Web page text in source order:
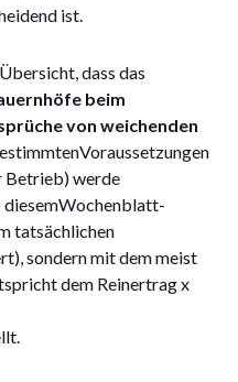
ist.
dass das
beim
von weichenden
Betrieb) werde
tatsächlichen
sondern mit dem meist
dem Reinertrag x